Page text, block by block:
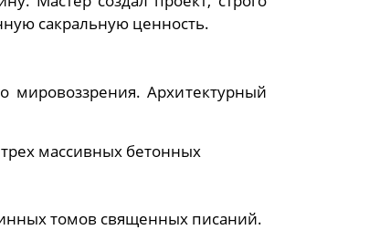
сакральную ценность.
Архитектурный
трех массивных бетонных
томов священных писаний.